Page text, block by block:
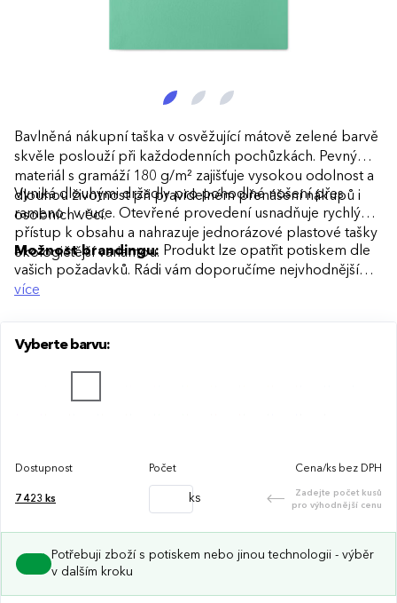
Bavlněná nákupní taška v osvěžující mátově zelené barvě
skvěle poslouží při každodenních pochůzkách. Pevný
materiál s gramáží 180 g/m² zajišťuje vysokou odolnost a
dlouhou životnost při pravidelném přenášení nákupů i
osobních věcí.
Vyniká dlouhými držadly pro pohodlné nošení přes
rameno i v ruce. Otevřené provedení usnadňuje rychlý
přístup k obsahu a nahrazuje jednorázové plastové tašky
ekologičtější variantou.
Možnost brandingu: Produkt lze opatřit potiskem dle
vašich požadavků. Rádi vám doporučíme nejvhodnější
technologii potisku s ohledem na design i váš rozpočet.
více
Vyberte barvu:
Dostupnost Počet Cena/ks bez DPH
7 423 ks ks
Zadejte počet kusů
pro výhodnější cenu
Potřebuji zboží s potiskem nebo jinou technologii - výběr
v dalším kroku